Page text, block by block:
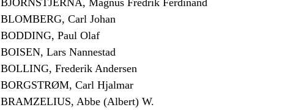
BJÖRNSTJERNA, Magnus Fredrik Ferdinand
BLOMBERG, Carl Johan
BODDING, Paul Olaf
BOISEN, Lars Nannestad
BOLLING, Frederik Andersen
BORGSTRØM, Carl Hjalmar
BRAMZELIUS, Abbe (Albert) W.